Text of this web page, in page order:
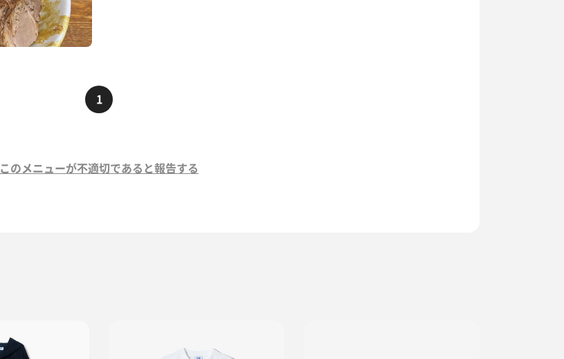
1
このメニューが不適切であると報告する